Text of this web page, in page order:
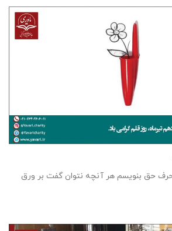
حق بنویسم هر آنچه نتوان گفت بر ورق